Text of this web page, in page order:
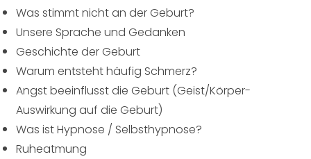
Was stimmt nicht an der Geburt?
Unsere Sprache und Gedanken
Geschichte der Geburt
Warum entsteht häufig Schmerz?
Angst beeinflusst die Geburt (Geist/Körper-
Auswirkung auf die Geburt)
Was ist Hypnose / Selbsthypnose?
Ruheatmung